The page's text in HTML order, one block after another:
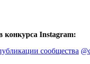
конкурса Instagram:
сообщества